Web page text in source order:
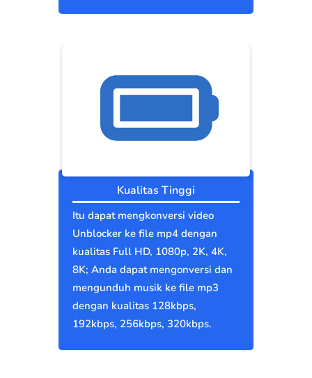
Kualitas Tinggi
Itu dapat mengkonversi video
Unblocker ke file mp4 dengan
kualitas Full HD, 1080p, 2K, 4K,
8K; Anda dapat mengonversi dan
mengunduh musik ke file mp3
dengan kualitas 128kbps,
192kbps, 256kbps, 320kbps.